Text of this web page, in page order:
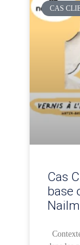
CAS
Cas
base